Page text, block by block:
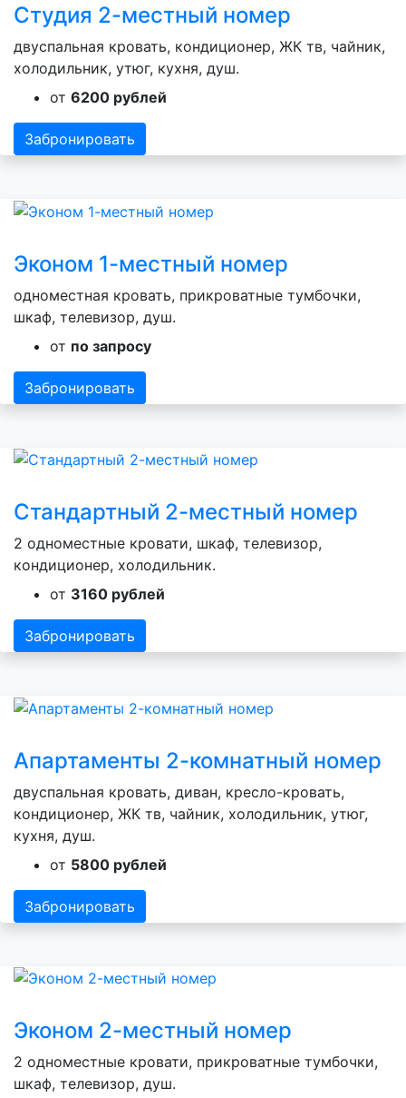
Студия 2-местный номер
двуспальная кровать, кондиционер, ЖК тв, чайник,
холодильник, утюг, кухня, душ.
от 6200 рублей
Забронировать
Эконом 1-местный номер
одноместная кровать, прикроватные тумбочки,
шкаф, телевизор, душ.
от по запросу
Забронировать
Стандартный 2-местный номер
2 одноместные кровати, шкаф, телевизор,
кондиционер, холодильник.
от 3160 рублей
Забронировать
Апартаменты 2-комнатный номер
двуспальная кровать, диван, кресло-кровать,
кондиционер, ЖК тв, чайник, холодильник, утюг,
кухня, душ.
от 5800 рублей
Забронировать
Эконом 2-местный номер
2 одноместные кровати, прикроватные тумбочки,
шкаф, телевизор, душ.